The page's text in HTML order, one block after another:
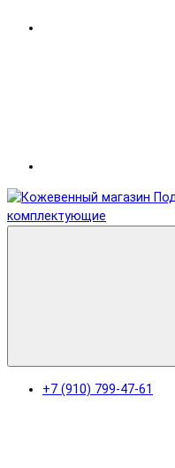
+7 (910) 799-47-61